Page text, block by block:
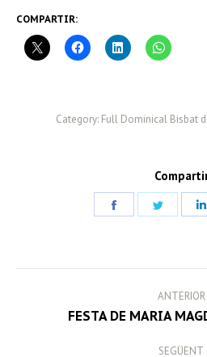
COMPARTIR:
Category: Full Dominical Bisbat
NAVIGATION
ANTERIOR
FESTA DE MARIA
SEGÜENT